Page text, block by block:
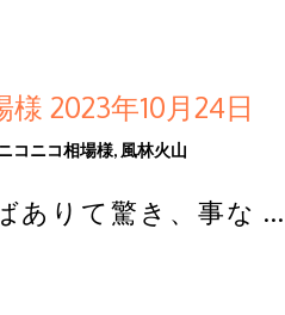
2023年10月24日
コニコ相場様, 風林火山
ありて驚き、事な …